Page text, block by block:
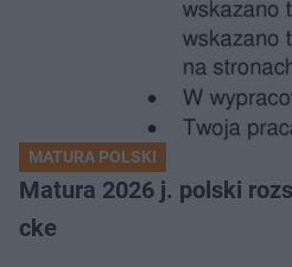
MATURA POLSKI
Matura 2026 j. polski
cke